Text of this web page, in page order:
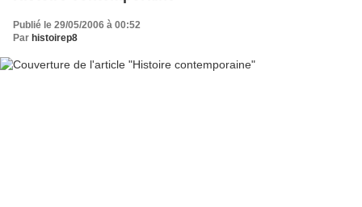
Publié le 29/05/2006 à 00:52
Par histoirep8